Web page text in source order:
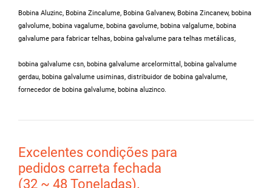
Bobina Aluzinc, Bobina Zincalume, Bobina Galvanew, Bobina Zincanew, bobina
galvolume, bobina vagalume, bobina gavolume, bobina valgalume, bobina
galvalume para fabricar telhas, bobina galvalume para telhas metálicas,
bobina galvalume csn, bobina galvalume arcelormittal, bobina galvalume
gerdau, bobina galvalume usiminas, distribuidor de bobina galvalume,
fornecedor de bobina galvalume, bobina aluzinco.
Excelentes condições para
pedidos carreta fechada
(32 ~ 48 Toneladas).